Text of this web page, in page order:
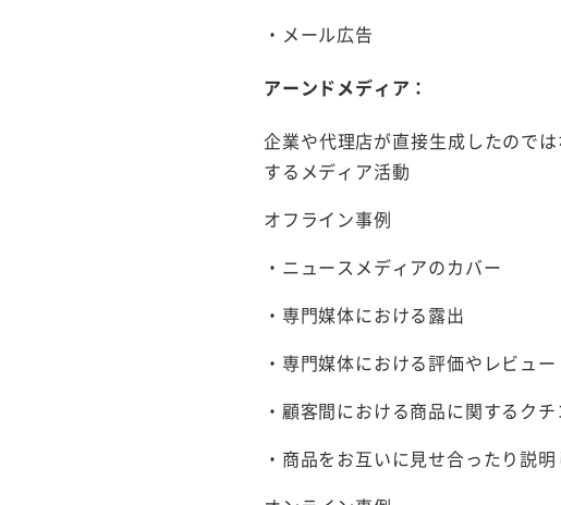
・メール広告
アーンドメディア：
企業や代理店が直接生成したので
するメディア活動
オフライン事例
・ニュースメディアのカバー
・専門媒体における露出
・専門媒体における評価やレビュー
・顧客間における商品に関するク
・商品をお互いに見せ合ったり説